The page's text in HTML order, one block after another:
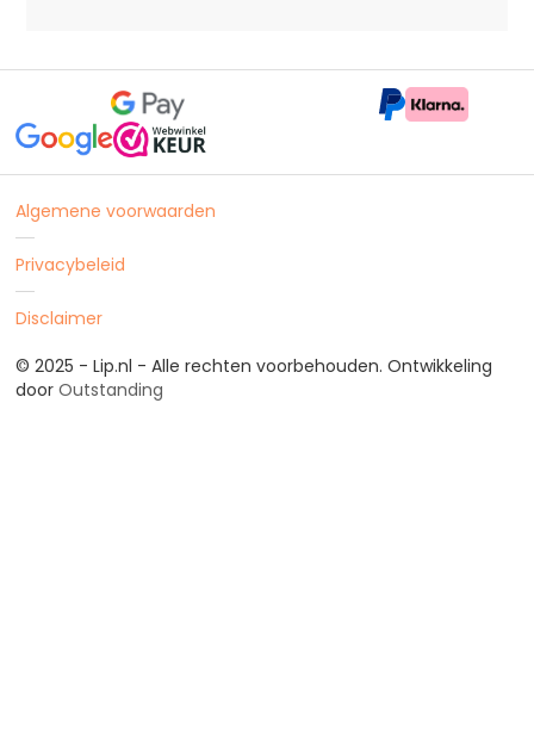
Algemene voorwaarden
Privacybeleid
Disclaimer
© 2025 - Lip.nl - Alle rechten voorbehouden. Ontwikkeling
door Outstanding